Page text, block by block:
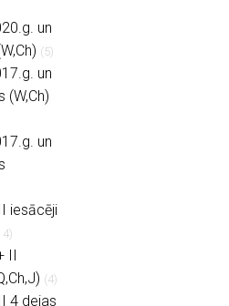
un
(5)
un
(W,Ch)
un
iesācēji
II
(4)
4 dejas